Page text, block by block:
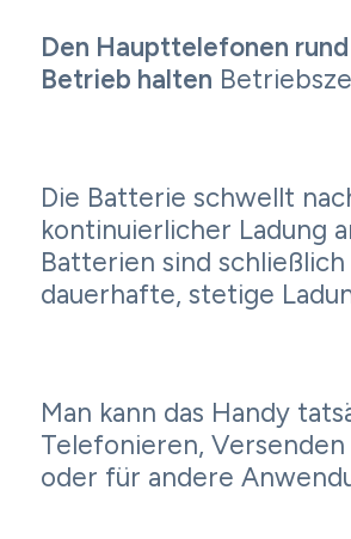
Den Haupttelefonen
Betrieb halten
Die Batterie schwellt
kontinuierlicher Ladung
Batterien sind
dauerhafte, stetige
Man kann das Handy
Telefonieren,
oder für andere